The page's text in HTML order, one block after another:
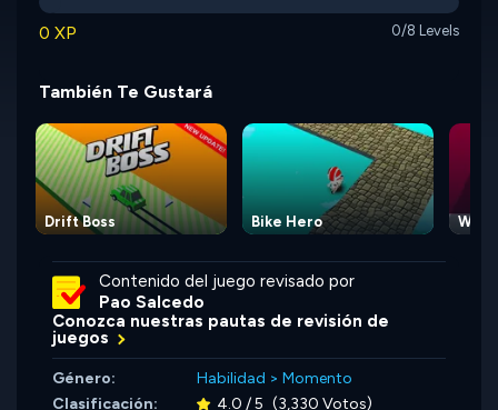
0 XP 0/8 Levels
También Te Gustará
Drift Boss Bike Hero Wipo
Contenido del juego revisado por
Pao Salcedo
Conozca nuestras pautas de revisión de
juegos
Género: Habilidad > Momento
Clasificación:
4.0 / 5 (3,330 Votos)